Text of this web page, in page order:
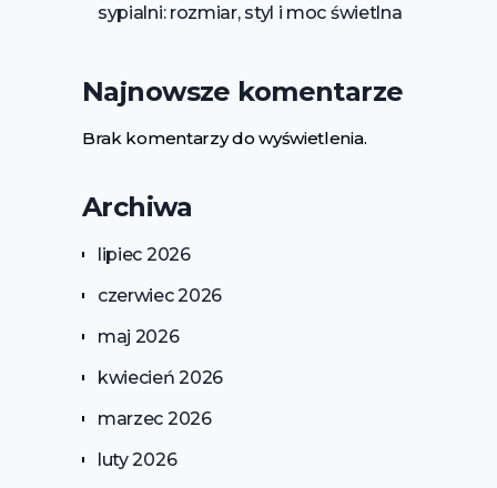
sypialni: rozmiar, styl i moc świetlna
Najnowsze komentarze
Brak komentarzy do wyświetlenia.
Archiwa
lipiec 2026
czerwiec 2026
maj 2026
kwiecień 2026
marzec 2026
luty 2026